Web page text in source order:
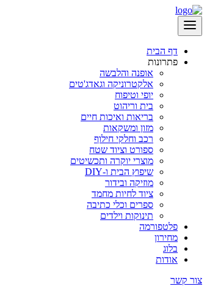
דף הבית
פתרונות
אופנה והלבשה
אלקטרוניקה וגאדג'טים
יופי וטיפוח
בית וריהוט
בריאות ואיכות חיים
מזון ומשקאות
רכב וחלקי חילוף
ספורט וציוד שטח
מוצרי יוקרה ותכשיטים
שיפוץ הבית ו-DIY
מוזיקה ובידור
ציוד לחיות מחמד
ספרים וכלי כתיבה
תינוקות וילדים
פלטפורמה
מחירון
בלוג
אודות
צור קשר